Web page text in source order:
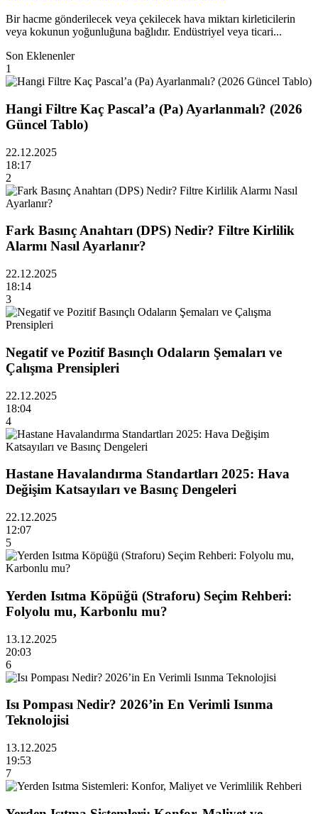
Bir hacme gönderilecek veya çekilecek hava miktarı kirleticilerin
veya kokunun yoğunluğuna bağlıdır. Endüstriyel veya ticari...
Son Eklenenler
1
Hangi Filtre Kaç Pascal’a (Pa) Ayarlanmalı? (2026
Güncel Tablo)
22.12.2025
18:17
2
Fark Basınç Anahtarı (DPS) Nedir? Filtre Kirlilik
Alarmı Nasıl Ayarlanır?
22.12.2025
18:14
3
Negatif ve Pozitif Basınçlı Odaların Şemaları ve
Çalışma Prensipleri
22.12.2025
18:04
4
Hastane Havalandırma Standartları 2025: Hava
Değişim Katsayıları ve Basınç Dengeleri
22.12.2025
12:07
5
Yerden Isıtma Köpüğü (Straforu) Seçim Rehberi:
Folyolu mu, Karbonlu mu?
13.12.2025
20:03
6
Isı Pompası Nedir? 2026’in En Verimli Isınma
Teknolojisi
13.12.2025
19:53
7